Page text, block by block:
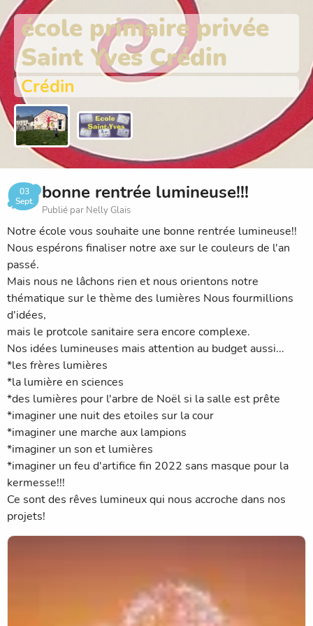
école primaire privée
Saint Yves Crédin
Crédin
03
Sept.
bonne rentrée lumineuse!!!
Publié par Nelly Glais
Notre école vous souhaite une bonne rentrée lumineuse!!
Nous espérons finaliser notre axe sur le couleurs de l'an
passé.
Mais nous ne lâchons rien et nous orientons notre
thématique sur le thème des lumières Nous fourmillions
d'idées,
mais le protcole sanitaire sera encore complexe.
Nos idées lumineuses mais attention au budget aussi...
*les frères lumières
*la lumière en sciences
*des lumières pour l'arbre de Noël si la salle est prête
*imaginer une nuit des etoiles sur la cour
*imaginer une marche aux lampions
*imaginer un son et lumières
*imaginer un feu d'artifice fin 2022 sans masque pour la
kermesse!!!
Ce sont des rêves lumineux qui nous accroche dans nos
projets!